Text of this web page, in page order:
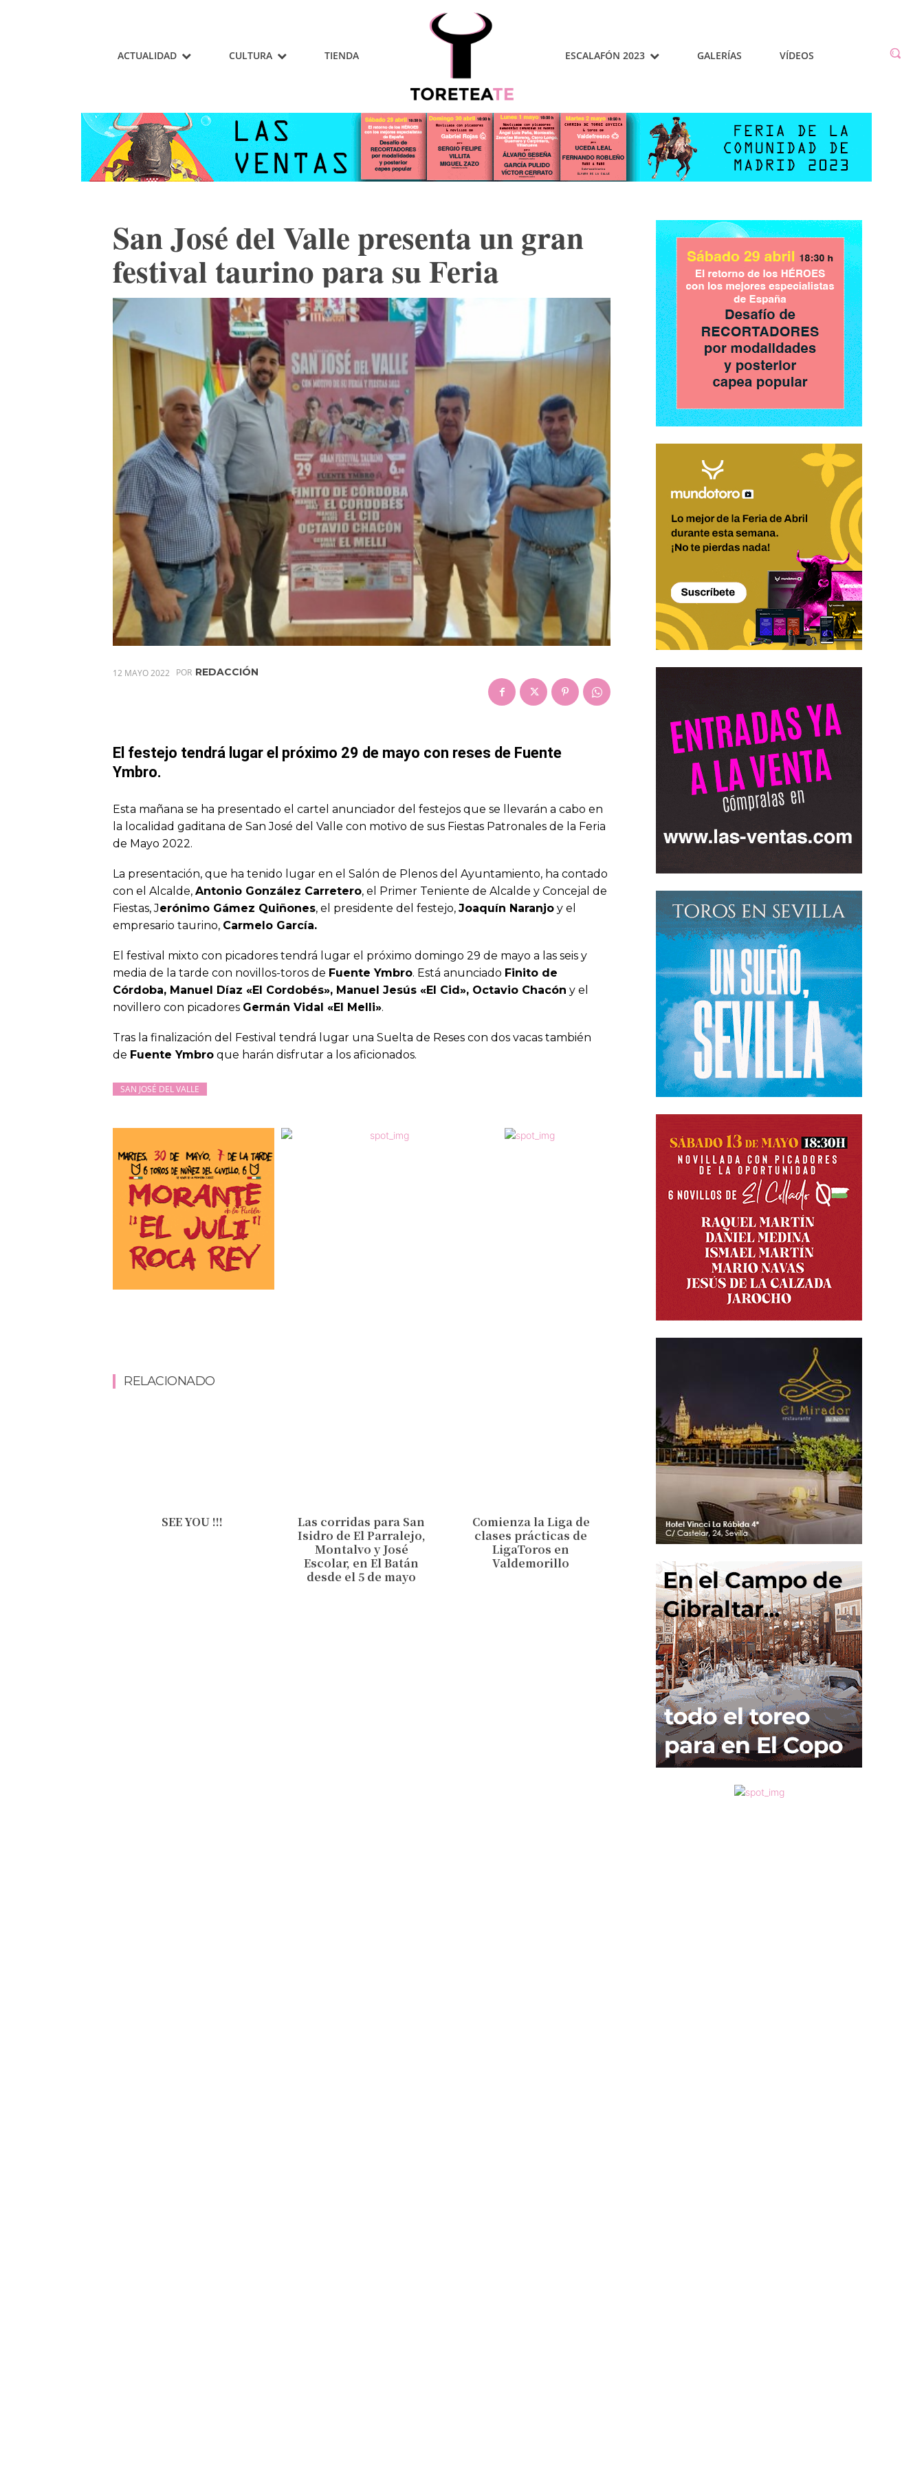
ACTUALIDAD CULTURA TIENDA ESCALAFÓN 2023 GALERÍAS VÍDEOS
San José del Valle presenta un gran
festival taurino para su Feria
12 MAYO 2022 POR REDACCIÓN
El festejo tendrá lugar el próximo 29 de mayo con reses de Fuente
Ymbro.
Esta mañana se ha presentado el cartel anunciador del festejos que se llevarán a cabo en
la localidad gaditana de San José del Valle con motivo de sus Fiestas Patronales de la Feria
de Mayo 2022.
La presentación, que ha tenido lugar en el Salón de Plenos del Ayuntamiento, ha contado
con el Alcalde, Antonio González Carretero, el Primer Teniente de Alcalde y Concejal de
Fiestas, Jerónimo Gámez Quiñones, el presidente del festejo, Joaquín Naranjo y el
empresario taurino, Carmelo García.
El festival mixto con picadores tendrá lugar el próximo domingo 29 de mayo a las seis y
media de la tarde con novillos-toros de Fuente Ymbro. Está anunciado Finito de
Córdoba, Manuel Díaz «El Cordobés», Manuel Jesús «El Cid», Octavio Chacón y el
novillero con picadores Germán Vidal «El Melli».
Tras la finalización del Festival tendrá lugar una Suelta de Reses con dos vacas también
de Fuente Ymbro que harán disfrutar a los aficionados.
SAN JOSÉ DEL VALLE
RELACIONADO
SEE YOU !!!
Las corridas para San
Isidro de El Parralejo,
Montalvo y José
Escolar, en El Batán
desde el 5 de mayo
Comienza la Liga de
clases prácticas de
LigaToros en
Valdemorillo